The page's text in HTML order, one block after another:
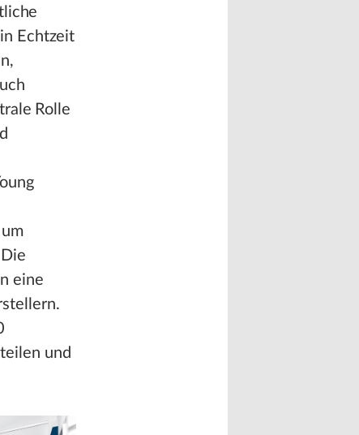
Echtzeit
Rolle
eine
und